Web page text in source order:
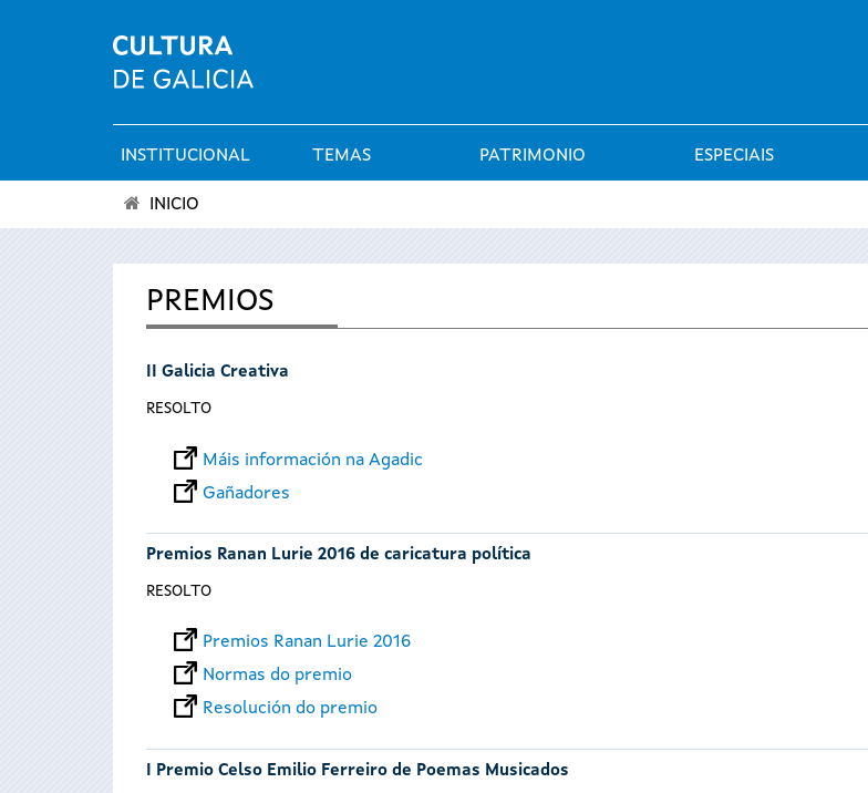
Menú
principal
INSTITUCIONAL TEMAS PATRIMONIO ESPECIAIS
está
INICIO
PREMIOS
II Galicia Creativa
RESOLTO
Máis información na Agadic
Gañadores
Premios Ranan Lurie 2016 de caricatura política
RESOLTO
Premios Ranan Lurie 2016
Normas do premio
Resolución do premio
I Premio Celso Emilio Ferreiro de Poemas Musicados